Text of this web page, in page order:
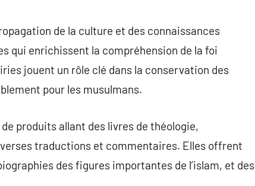
de la culture et des connaissances
qui enrichissent la compréhension de la foi
jouent un rôle clé dans la conservation des
pour les musulmans.
produits allant des livres de théologie,
traductions et commentaires. Elles offrent
des figures importantes de l’islam, et des